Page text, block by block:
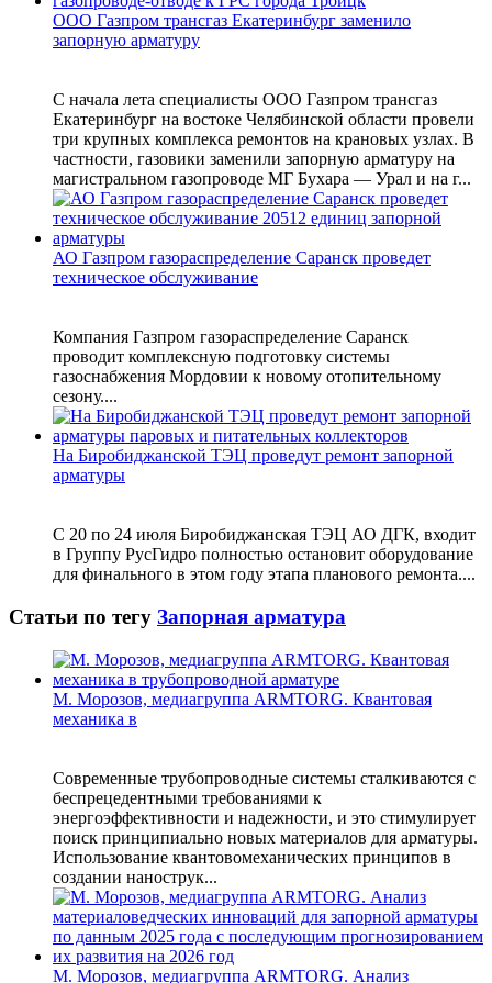
ООО Газпром трансгаз Екатеринбург заменило
запорную арматуру
С начала лета специалисты ООО Газпром трансгаз
Екатеринбург на востоке Челябинской области провели
три крупных комплекса ремонтов на крановых узлах. В
частности, газовики заменили запорную арматуру на
магистральном газопроводе МГ Бухара — Урал и на г...
АО Газпром газораспределение Саранск проведет
техническое обслуживание
Компания Газпром газораспределение Саранск
проводит комплексную подготовку системы
газоснабжения Мордовии к новому отопительному
сезону....
На Биробиджанской ТЭЦ проведут ремонт запорной
арматуры
С 20 по 24 июля Биробиджанская ТЭЦ АО ДГК, входит
в Группу РусГидро полностью остановит оборудование
для финального в этом году этапа планового ремонта....
Статьи по тегу Запорная арматура
М. Морозов, медиагруппа ARMTORG. Квантовая
механика в
Современные трубопроводные системы сталкиваются с
беспрецедентными требованиями к
энергоэффективности и надежности, и это стимулирует
поиск принципиально новых материалов для арматуры.
Использование квантовомеханических принципов в
создании нанострук...
М. Морозов, медиагруппа ARMTORG. Анализ